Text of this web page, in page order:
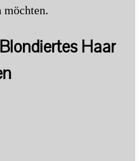
möchten.
Haar